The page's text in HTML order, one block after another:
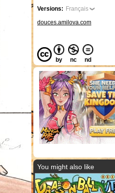
Versions: Français
douces.amilova.com
by nc nd
You might also like